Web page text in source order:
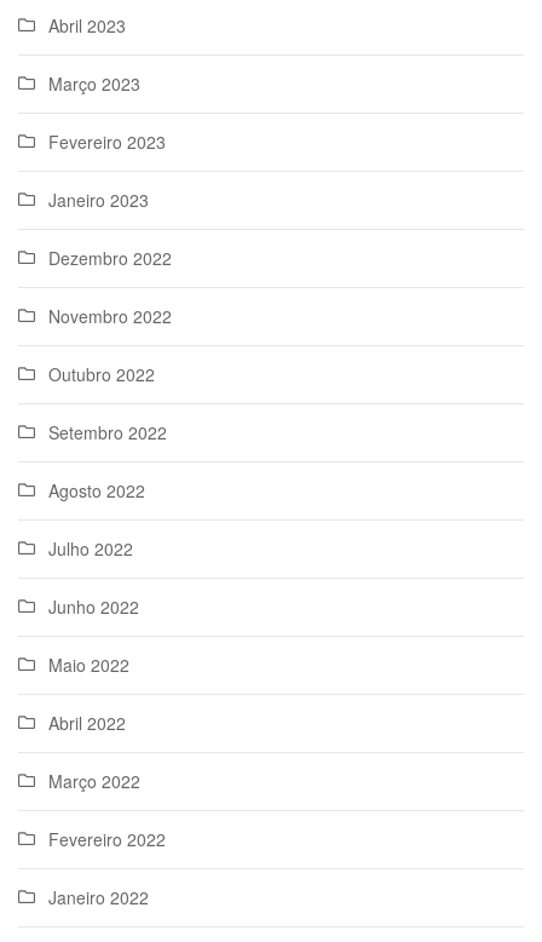
Abril 2023
Março 2023
Fevereiro 2023
Janeiro 2023
Dezembro 2022
Novembro 2022
Outubro 2022
Setembro 2022
Agosto 2022
Julho 2022
Junho 2022
Maio 2022
Abril 2022
Março 2022
Fevereiro 2022
Janeiro 2022